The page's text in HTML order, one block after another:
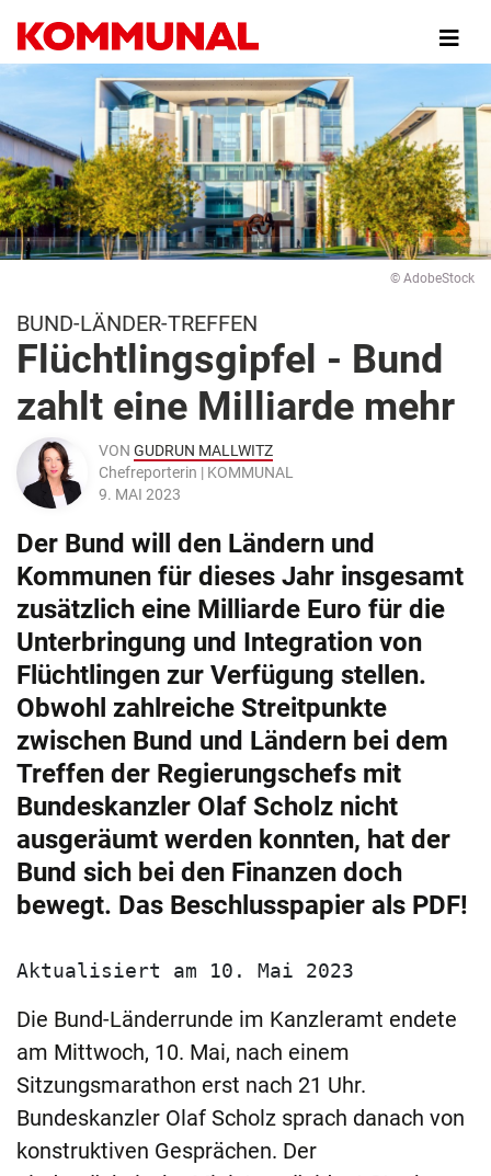
zum
Inhalt
© AdobeStock
BUND-LÄNDER-TREFFEN
Flüchtlingsgipfel - Bund
zahlt eine Milliarde mehr
VON GUDRUN MALLWITZ
Chefreporterin | KOMMUNAL
9. MAI 2023
Der Bund will den Ländern und
Kommunen für dieses Jahr insgesamt
zusätzlich eine Milliarde Euro für die
Unterbringung und Integration von
Flüchtlingen zur Verfügung stellen.
Obwohl zahlreiche Streitpunkte
zwischen Bund und Ländern bei dem
Treffen der Regierungschefs mit
Bundeskanzler Olaf Scholz nicht
ausgeräumt werden konnten, hat der
Bund sich bei den Finanzen doch
bewegt. Das Beschlusspapier als PDF!
Aktualisiert am 10. Mai 2023
Die Bund-Länderrunde im Kanzleramt endete
am Mittwoch, 10. Mai, nach einem
Sitzungsmarathon erst nach 21 Uhr.
Bundeskanzler Olaf Scholz sprach danach von
konstruktiven Gesprächen. Der